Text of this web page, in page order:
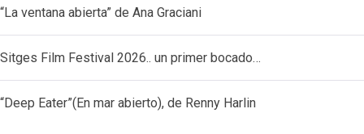
“La ventana abierta” de Ana Graciani
Sitges Film Festival 2026.. un primer bocado…
“Deep Eater”(En mar abierto), de Renny Harlin